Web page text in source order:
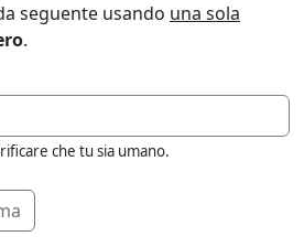
seguente usando una sola
.
che tu sia umano.